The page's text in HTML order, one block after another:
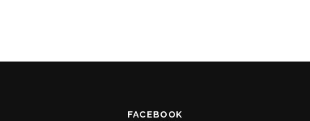
FACEBOOK